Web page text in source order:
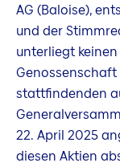
AG (Baloise),
und der
unterliegt
stattfindenden
22. April 2025
diesen Aktien